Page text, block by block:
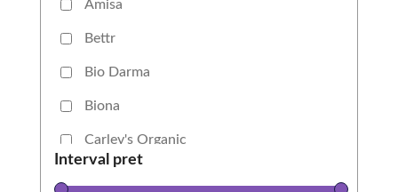
Amisa
Bettr
Bio Darma
Biona
Carley's Organic
Interval pret